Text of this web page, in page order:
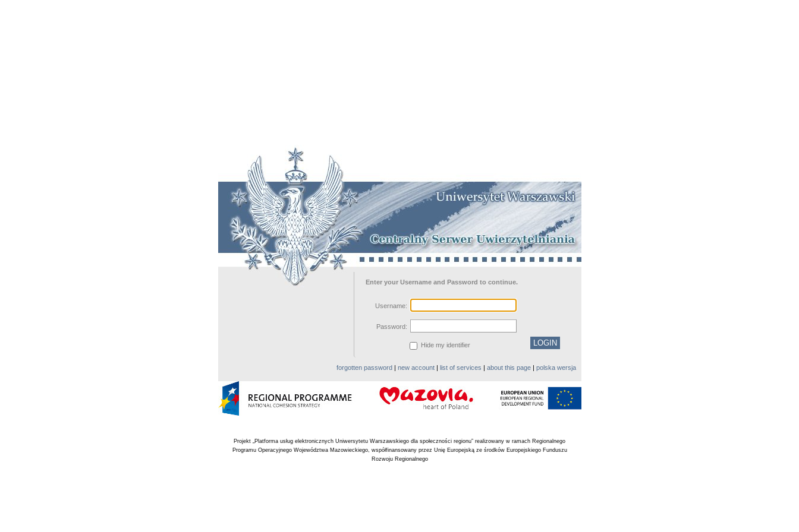
Enter your Username and Password to continue.
Username:
Password:
Hide my identifier
forgotten password| new account| list of services | about this page| polska wersja
Projekt „Platforma usług elektronicznych Uniwersytetu Warszawskiego dla społeczności regionu” realizowany w ramach Regionalnego
Programu Operacyjnego Województwa Mazowieckiego, współfinansowany przez Unię Europejską ze środków Europejskiego Funduszu
Rozwoju Regionalnego